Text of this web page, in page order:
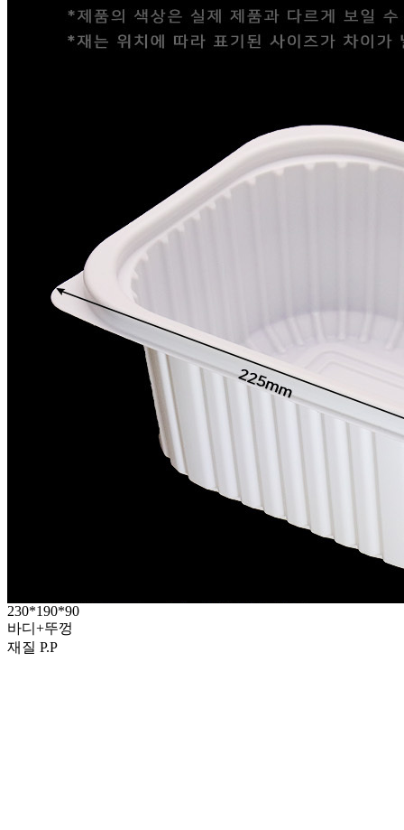
230*190*90
바디+뚜껑
재질 P.P